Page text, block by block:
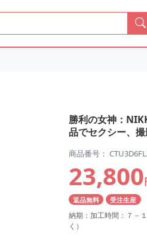
勝利の女神：
品でセクシー、
商品番号：
23,800
返品無料 受注生産
納期：加工時間：７－
く）